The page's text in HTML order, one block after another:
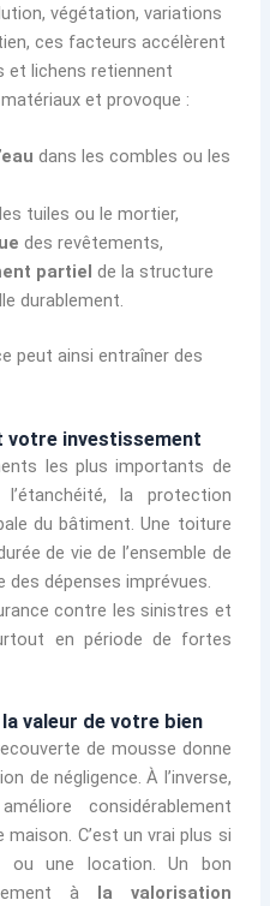
végétation, variations
ces facteurs accélèrent
et lichens retiennent
et provoque :
dans les combles ou les
tuiles ou le mortier,
des revêtements,
partiel de la structure
durablement.
peut ainsi entraîner des
votre investissement
les plus importants de
la protection
du bâtiment. Une toiture
de vie de l’ensemble de
dépenses imprévues.
contre les sinistres et
en période de fortes
valeur de votre bien
de mousse donne
de négligence. À l’inverse,
considérablement
maison. C’est un vrai plus si
ou une location. Un bon
à la valorisation